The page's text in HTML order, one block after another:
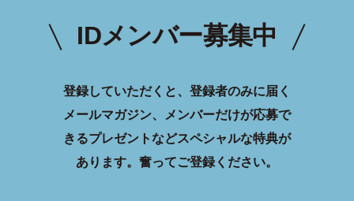
IDメンバー募集中
登録していただくと、登録者のみに届く
メールマガジン、メンバーだけが応募で
きるプレゼントなどスペシャルな特典が
あります。 奮ってご登録ください。